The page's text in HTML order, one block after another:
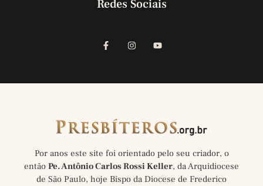
Redes Sociais
Por anos este site foi orientado pelo seu criador, o
então Pe. Antônio Carlos Rossi Keller, da Arquidiocese
de São Paulo, hoje Bispo da Diocese de Frederico